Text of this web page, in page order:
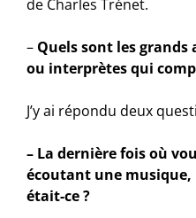
de Charles Trénet.
– Quels sont les
ou interprètes qui
J’y ai répondu deux
– La dernière fois où
écoutant une
était-ce ?